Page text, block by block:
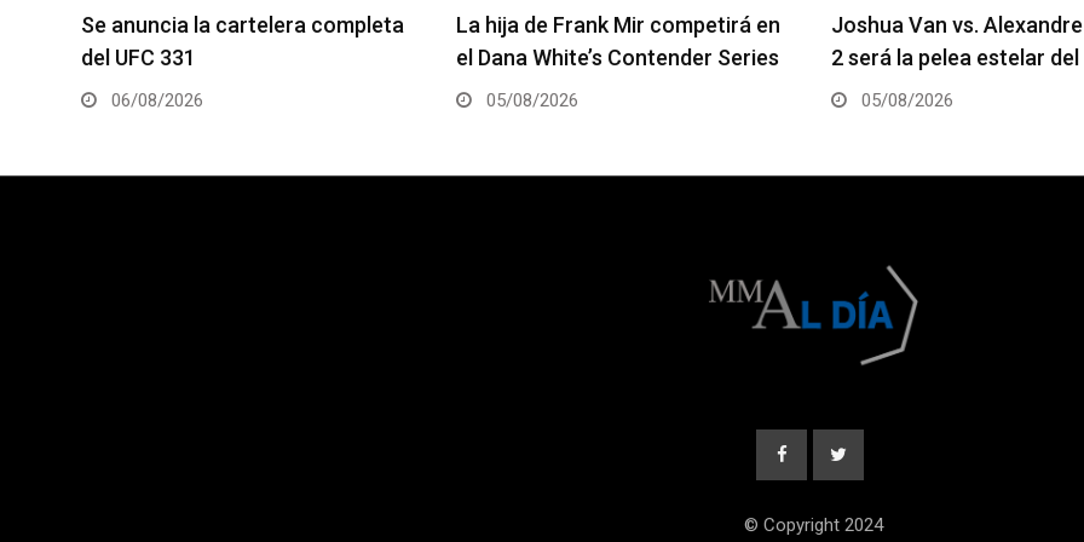
La hija de Frank Mir competirá en
el Dana White’s Contender Series
05/08/2026
Joshua Van vs. Alexandre Pantoja
2 será la pelea estelar del UFC 331
05/08/2026
Arman Tsarukyan
coestelar del UFC 331
05/08/2026
© Copyright 2024